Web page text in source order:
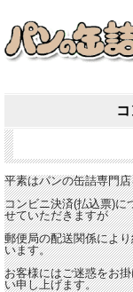
平素はパンの缶詰専門
コンビニ決済(払込票)に
せていただきますが
郵便局の配送関係によ
います。
お客様にはご迷惑をお
い申し上げます。